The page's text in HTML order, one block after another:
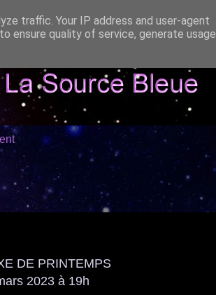
DE PRINTEMPS
2023 à 19h
traffic. Your IP address and user-agent
ensure quality of service, generate usage